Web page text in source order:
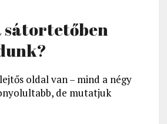
sátortetőben
oldal van – mind a négy
de mutatjuk